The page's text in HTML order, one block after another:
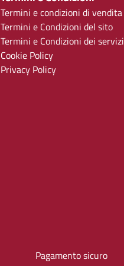
Termini e condizioni di vendita
Termini e Condizioni del sito
Termini e Condizioni dei servizi
Cookie Policy
Privacy Policy
Pagamento sicuro